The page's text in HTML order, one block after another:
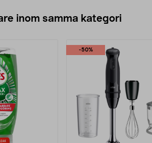
inom samma kategori
-50%